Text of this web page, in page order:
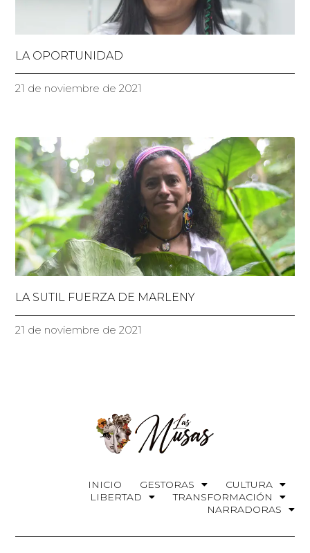
LA OPORTUNIDAD
21 de noviembre de 2021
LA SUTIL FUERZA DE MARLENY
21 de noviembre de 2021
INICIO GESTORAS
CULTURA
LIBERTAD
TRANSFORMACIÓN
NARRADORAS